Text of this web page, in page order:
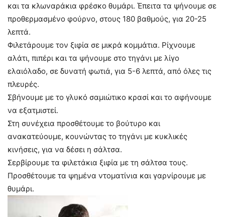
και τα κλωναράκια φρέσκο θυμάρι. Έπειτα τα ψήνουμε σε
προθερμασμένο φούρνο, στους 180 βαθμούς, για 20-25
λεπτά.
Φιλετάρουμε τον ξιφία σε μικρά κομμάτια. Ρίχνουμε
αλάτι, πιπέρι και τα ψήνουμε στο τηγάνι με λίγο
ελαιόλαδο, σε δυνατή φωτιά, για 5-6 λεπτά, από όλες τις
πλευρές.
Σβήνουμε με το γλυκό σαμιώτικο κρασί και το αφήνουμε
να εξατμιστεί.
Στη συνέχεια προσθέτουμε το βούτυρο και
ανακατεύουμε, κουνώντας το τηγάνι με κυκλικές
κινήσεις, για να δέσει η σάλτσα.
Σερβίρουμε τα φιλετάκια ξιφία με τη σάλτσα τους.
Προσθέτουμε τα ψημένα ντοματίνια και γαρνίρουμε με
θυμάρι.